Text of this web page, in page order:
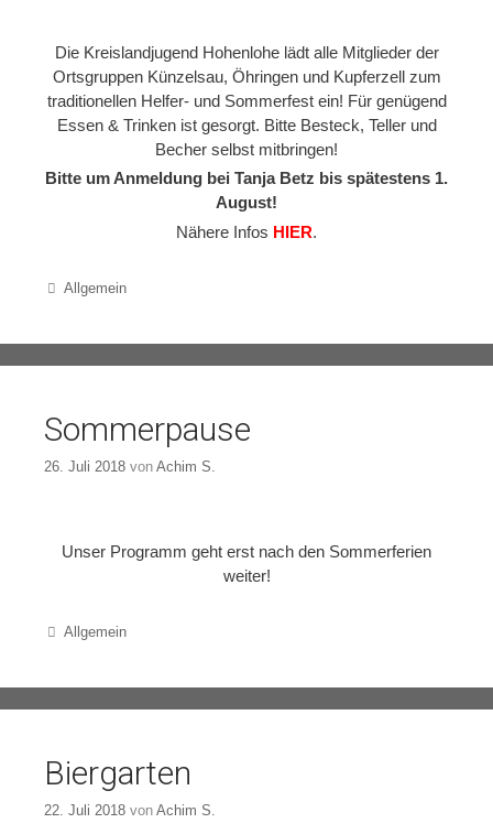
Die Kreislandjugend Hohenlohe lädt alle Mitglieder der
Ortsgruppen Künzelsau, Öhringen und Kupferzell zum
traditionellen Helfer- und Sommerfest ein! Für genügend
Essen & Trinken ist gesorgt. Bitte Besteck, Teller und
Becher selbst mitbringen!
Bitte um Anmeldung bei Tanja Betz bis spätestens 1.
August!
Nähere Infos HIER.
Categories
Allgemein
Sommerpause
26. Juli 2018 von Achim S.
Unser Programm geht erst nach den Sommerferien
weiter!
Categories
Allgemein
Biergarten
22. Juli 2018 von Achim S.